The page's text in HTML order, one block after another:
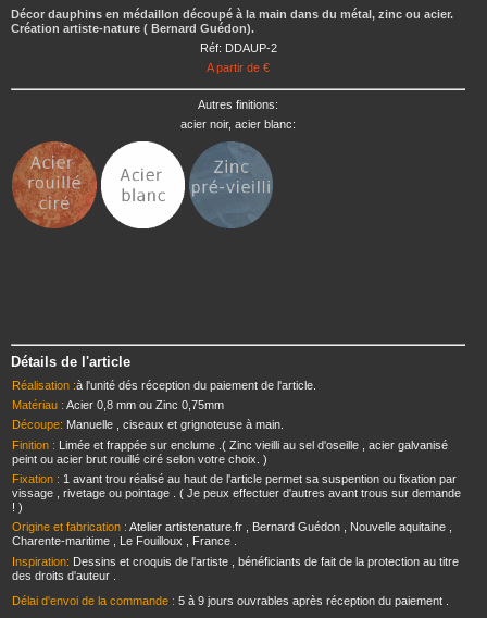
Décor dauphins en médaillon découpé à la main dans du métal, zinc ou acier.
Création artiste-nature ( Bernard Guédon).
Réf: DDAUP-2
A partir de €
Autres finitions:
acier noir, acier blanc:
Détails de l'article
Réalisation :à l'unité dés réception du paiement de l'article.
Matériau : Acier 0,8 mm ou Zinc 0,75mm
Découpe: Manuelle , ciseaux et grignoteuse à main.
Finition : Limée et frappée sur enclume .( Zinc vieilli au sel d'oseille , acier galvanisé
peint ou acier brut rouillé ciré selon votre choix. )
Fixation : 1 avant trou réalisé au haut de l'article permet sa suspention ou fixation par
vissage , rivetage ou pointage . ( Je peux effectuer d'autres avant trous sur demande
! )
Origine et fabrication : Atelier artistenature.fr , Bernard Guédon , Nouvelle aquitaine ,
Charente-maritime , Le Fouilloux , France .
Inspiration: Dessins et croquis de l'artiste , bénéficiants de fait de la protection au titre
des droits d'auteur .
Délai d'envoi de la commande : 5 à 9 jours ouvrables après réception du paiement .